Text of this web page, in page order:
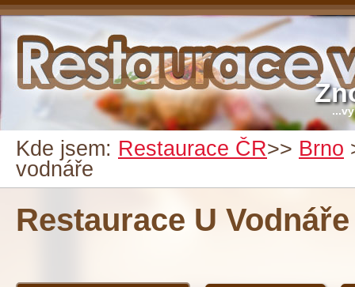
Kde jsem: Restaurace ČR>> Brno
vodnáře
Restaurace U Vodnáře